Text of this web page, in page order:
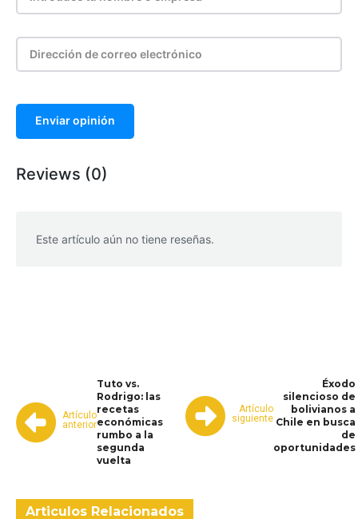
Enviar opinión
Reviews (0)
Este artículo aún no tiene reseñas.
Artículo
anterior
Tuto vs.
Rodrigo: las
recetas
económicas
rumbo a la
segunda
vuelta
Artículo
siguiente
Éxodo
silencioso de
bolivianos a
Chile en busca
de
oportunidades
Articulos Relacionados